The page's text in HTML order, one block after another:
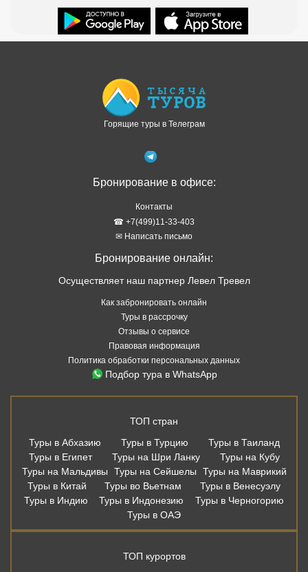
Горящие туры в Телеграм
Бронирование в офисе:
Контакты
☎ +7(499)11-33-403
✉ Написать письмо
Бронирование онлайн:
Осуществляет наш партнер Левел Тревел
Как забронировать онлайн
Туры в рассрочку
Отзывы о сервисе
Правовая информация
Политика обработки персональных данных
Подбор тура в WhatsApp
ТОП стран
Туры в Абхазию
Туры в Турцию
Туры в Таиланд
Туры в Египет
Туры на Шри Ланку
Туры на Кубу
Туры на Мальдивы
Туры на Сейшелы
Туры на Маврикий
Туры в Китай
Туры во Вьетнам
Туры в Венесуэлу
Туры в Индию
Туры в Индонезию
Туры в Черногорию
Туры в ОАЭ
ТОП курортов